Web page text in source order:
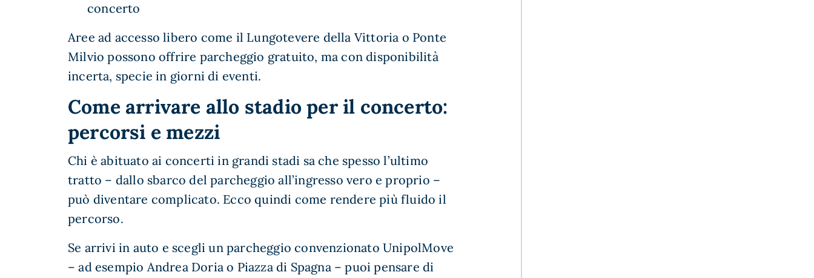
concerto
Aree ad accesso libero come il Lungotevere della Vittoria o Ponte
Milvio possono offrire parcheggio gratuito, ma con disponibilità
incerta, specie in giorni di eventi.
Come arrivare allo stadio per il concerto:
percorsi e mezzi
Chi è abituato ai concerti in grandi stadi sa che spesso l’ultimo
tratto – dallo sbarco del parcheggio all’ingresso vero e proprio –
può diventare complicato. Ecco quindi come rendere più fluido il
percorso.
Se arrivi in auto e scegli un parcheggio convenzionato UnipolMove
– ad esempio Andrea Doria o Piazza di Spagna – puoi pensare di